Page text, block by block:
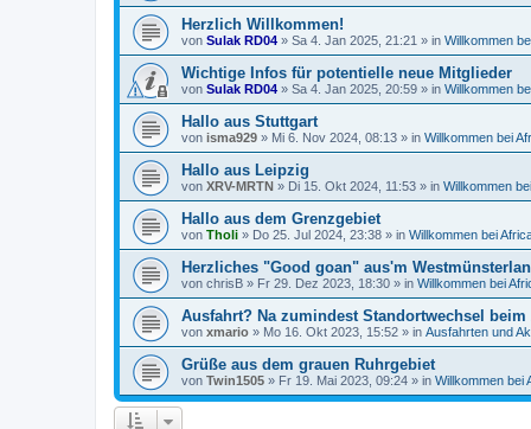
Herzlich Willkommen!
von Sulak RD04 » Sa 4. Jan 2025, 21:21 » in Willkommen
Wichtige Infos für potentielle neue Mitglieder
von Sulak RD04 » Sa 4. Jan 2025, 20:59 » in Willkommen
Hallo aus Stuttgart
von isma929 » Mi 6. Nov 2024, 08:13 » in Willkommen bei
Hallo aus Leipzig
von XRV-MRTN » Di 15. Okt 2024, 11:53 » in Willkommen
Hallo aus dem Grenzgebiet
von Tholi » Do 25. Jul 2024, 23:38 » in Willkommen bei
Herzliches "Good goan" aus'm
von chrisB » Fr 29. Dez 2023, 18:30 » in Willkommen bei
Ausfahrt? Na zumindest Standortwechsel beim
von xmario » Mo 16. Okt 2023, 15:52 » in Ausfahrten und
Grüße aus dem grauen Ruhrgebiet
von Twin1505 » Fr 19. Mai 2023, 09:24 » in Willkommen bei